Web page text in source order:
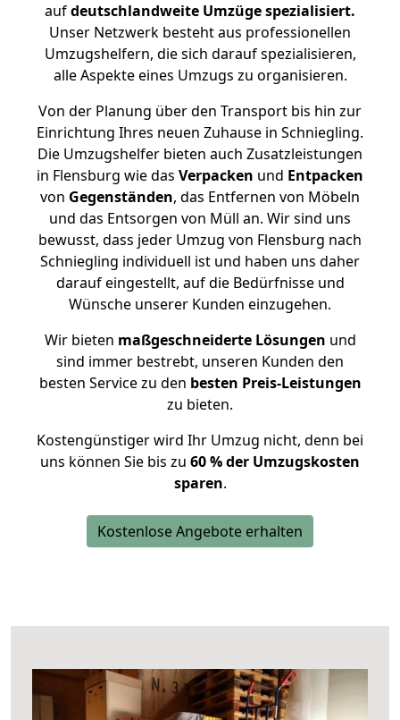
aufdeutschlandweite Umzüge spezialisiert.
Unser Netzwerk besteht aus professionellen
Umzugshelfern, die sich darauf spezialisieren,
alle Aspekte eines Umzugs zu organisieren.
Von der Planung über den Transport bis hin zur
Einrichtung Ihres neuen Zuhause in Schniegling.
Die Umzugshelfer bieten auch Zusatzleistungen
in Flensburg wie das Verpacken und Entpacken
von Gegenständen, das Entfernen von Möbeln
und das Entsorgen von Müll an. Wir sind uns
bewusst, dass jeder Umzug von Flensburg nach
Schniegling individuell ist und haben uns daher
darauf eingestellt, auf die Bedürfnisse und
Wünsche unserer Kunden einzugehen.
Wir bieten maßgeschneiderte Lösungen und
sind immer bestrebt, unseren Kunden den
besten Service zu den besten Preis-Leistungen
zu bieten.
Kostengünstiger wird Ihr Umzug nicht, denn bei
uns können Sie bis zu 60 % der Umzugskosten
sparen.
Kostenlose Angebote erhalten